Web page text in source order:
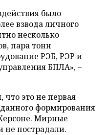
было
взвода личного
несколько
пара тонн
РЭБ, РЭР и
БПЛА», –
это не первая
формирования
Мирные
не пострадали.